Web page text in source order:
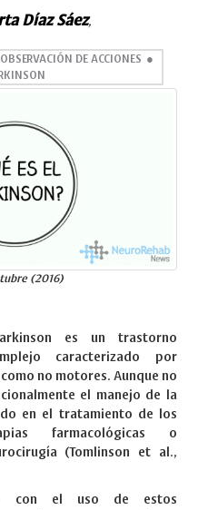
Díaz Sáez,
OBSERVACIÓN DE ACCIONES
(2016)
es un trastorno
caracterizado por
no motores. Aunque no
el manejo de la
en el tratamiento de los
farmacológicas o
(Tomlinson et al.,
con el uso de estos